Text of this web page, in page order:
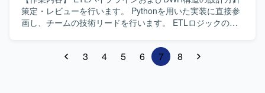
両方を高めていただけます。クラウド環境（AWS/Azure）
での開発経験をさらに積みたい方にも適した環境です。
境および、AWSまたはAzureのクラウド環境を利用したシス
テム基盤上で開発を行います。
策定・レビューを行います。 Pythonを用いた実装に直接参
画し、チームの技術リードを行います。 ETLロジックのテ
止を推進します。 顧客との折衝や定例会の主導、要件定
義、仕様変更・優先順位の調整窓口を担当します。 【ポジ
ションの魅力】 実装も行うプレイングリーダーとして、顧
3 4 5 6 7 8